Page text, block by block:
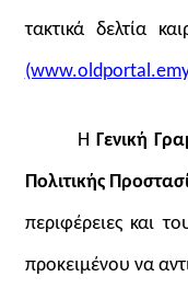
τακτικά δελτία
Η Γενική
Πολιτικής
περιφέρειες και
προκειμένου να